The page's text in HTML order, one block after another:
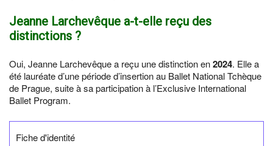
Jeanne Larchevêque a-t-elle reçu des
distinctions ?
Oui, Jeanne Larchevêque a reçu une distinction en2024. Elle a
été lauréate d’une période d’insertion au Ballet National Tchèque
de Prague, suite à sa participation à l’Exclusive International
Ballet Program.
Fiche d'identité